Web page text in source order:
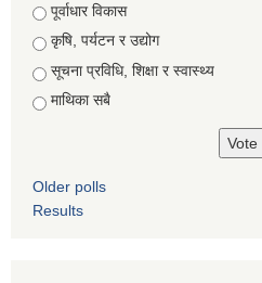
Choices
पूर्वाधार विकास
कृषि, पर्यटन र उद्योग
सूचना प्रविधि, शिक्षा र स्वास्थ्य
माथिका सबै
Older polls
Results